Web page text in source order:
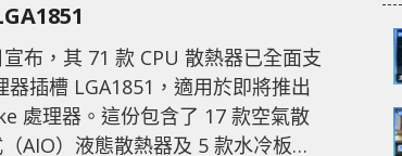
布，其 71 款 CPU 散熱器已全面支
插槽 LGA1851，適用於即將推出
處理器。這份包含了 17 款空氣散
AIO）液態散熱器及 5 款水冷板的